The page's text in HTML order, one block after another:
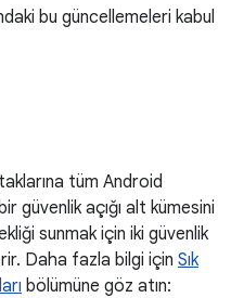
bu güncellemeleri kabul
tüm Android
güvenlik açığı alt kümesini
sunmak için iki güvenlik
Daha fazla bilgi için Sık
bölümüne göz atın: